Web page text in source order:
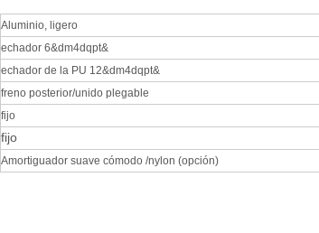
Aluminio, ligero
echador 6&dm4dqpt&
echador de la PU 12&dm4dqpt&
freno posterior/unido plegable
fijo
fijo
Amortiguador suave cómodo /nylon (opción)